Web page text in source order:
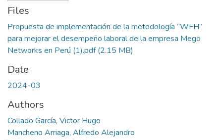
Files
Propuesta de implementación de la metodología “WFH”
para mejorar el desempeño laboral de la empresa Mego
Networks en Perú (1).pdf(2.15 MB)
Date
2024-03
Authors
Collado García, Victor Hugo
Mancheno Arriaga, Alfredo Alejandro